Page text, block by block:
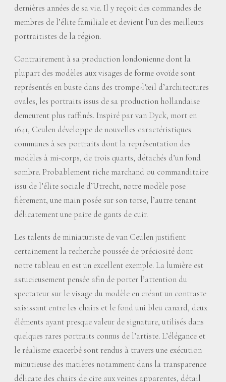
dernières années de sa vie. Il y reçoit des commandes de
membres de l’élite familiale et devient l’un des meilleurs
portraitistes de la région.
Contrairement à sa production londonienne dont la
plupart des modèles aux visages de forme ovoïde sont
représentés en buste dans des trompe-l’œil d’architectures
ovales, les portraits issus de sa production hollandaise
demeurent plus raffinés. Inspiré par van Dyck, mort en
1641, Ceulen développe de nouvelles caractéristiques
communes à ses portraits dont la représentation des
modèles à mi-corps, de trois quarts, détachés d’un fond
sombre. Probablement riche marchand ou commanditaire
issu de l’élite sociale d’Utrecht, notre modèle pose
fièrement, une main posée sur son torse, l’autre tenant
délicatement une paire de gants de cuir.
Les talents de miniaturiste de van Ceulen justifient
certainement la recherche poussée de préciosité dont
notre tableau en est un excellent exemple. La lumière est
astucieusement pensée afin de porter l’attention du
spectateur sur le visage du modèle en créant un contraste
saisissant entre les chairs et le fond uni bleu canard, deux
éléments ayant presque valeur de signature, utilisés dans
quelques rares portraits connus de l’artiste. L’élégance et
le réalisme exacerbé sont rendus à travers une exécution
minutieuse des matières notamment dans la transparence
délicate des chairs de cire aux veines apparentes, détail